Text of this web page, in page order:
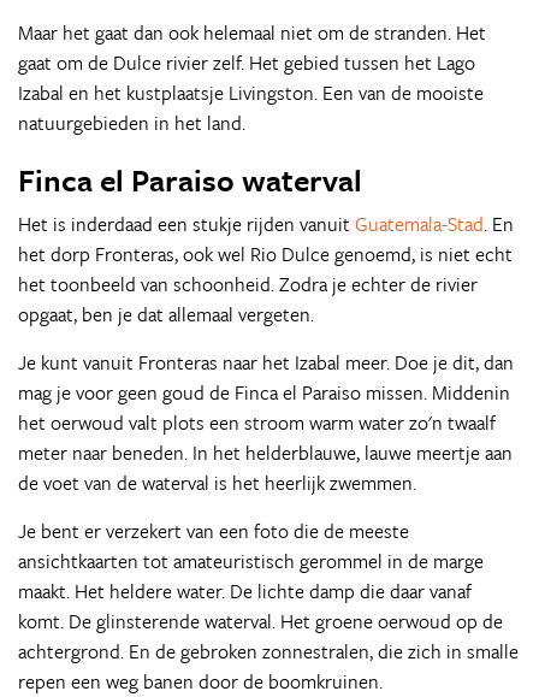
Maar het gaat dan ook helemaal niet om de stranden. Het
gaat om de Dulce rivier zelf. Het gebied tussen het Lago
Izabal en het kustplaatsje Livingston. Een van de mooiste
natuurgebieden in het land.
Finca el Paraiso waterval
Het is inderdaad een stukje rijden vanuit Guatemala-Stad. En
het dorp Fronteras, ook wel Rio Dulce genoemd, is niet echt
het toonbeeld van schoonheid. Zodra je echter de rivier
opgaat, ben je dat allemaal vergeten.
Je kunt vanuit Fronteras naar het Izabal meer. Doe je dit, dan
mag je voor geen goud de Finca el Paraiso missen. Middenin
het oerwoud valt plots een stroom warm water zo'n twaalf
meter naar beneden. In het helderblauwe, lauwe meertje aan
de voet van de waterval is het heerlijk zwemmen.
Je bent er verzekert van een foto die de meeste
ansichtkaarten tot amateuristisch gerommel in de marge
maakt. Het heldere water. De lichte damp die daar vanaf
komt. De glinsterende waterval. Het groene oerwoud op de
achtergrond. En de gebroken zonnestralen, die zich in smalle
repen een weg banen door de boomkruinen.